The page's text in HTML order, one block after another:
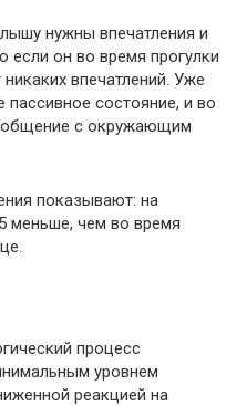
нужны впечатления и
если он во время прогулки
впечатлений. Уже
состояние, и во
общение с окружающим
показывают: на
меньше, чем во время
процесс
уровнем
реакцией на